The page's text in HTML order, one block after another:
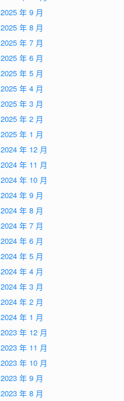
2025 年 9 月
2025 年 8 月
2025 年 7 月
2025 年 6 月
2025 年 5 月
2025 年 4 月
2025 年 3 月
2025 年 2 月
2025 年 1 月
2024 年 12 月
2024 年 11 月
2024 年 10 月
2024 年 9 月
2024 年 8 月
2024 年 7 月
2024 年 6 月
2024 年 5 月
2024 年 4 月
2024 年 3 月
2024 年 2 月
2024 年 1 月
2023 年 12 月
2023 年 11 月
2023 年 10 月
2023 年 9 月
2023 年 8 月